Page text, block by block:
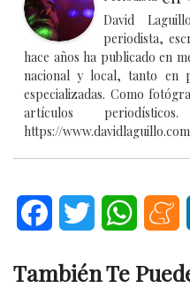
David
periodista,
hace años ha publicado en
nacional y local, tanto en
especializadas. Como
artículos
https://
FacebookTwitter
También Te